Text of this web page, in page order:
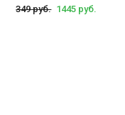
349 руб. 1445 руб.